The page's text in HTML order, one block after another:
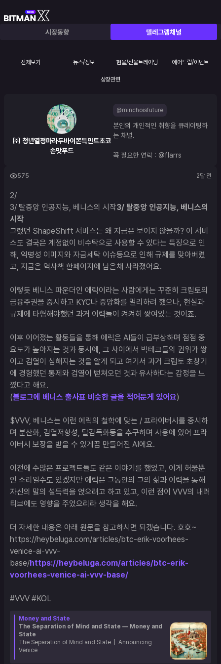
시장동향 텔레그램채널
전체보기 뉴스/정보 현물/선물트레이딩 에어드랍/이벤트
상장관련
575 2달 전
2/
3/ 탈중앙 인공지능, 베니스의 시작3/ 탈중앙 인공지능, 베니스의
시작
그랬던 ShapeShift 서비스는 왜 지금은 보이지 않을까? 이 서비
스도 결국은 계정없이 비수탁으로 사용할 수 있다는 특징으로 인
해, 익명성 이미지와 자금세탁 이슈등으로 인해 규제를 맞아버렸
고, 지금은 역사책 한페이지에 남은채 사라졌어요.
이렇듯 베니스 파운더인 에릭이라는 사람에게는 꾸준히 크립토의
금융주권을 중시하고 KYC나 중앙화를 멀리하려 했으나, 현실과
규제에 타협해야했던 과거 이력들이 켜켜히 쌓여있는 것이죠.
이후 이어졌는 활동들을 통해 에릭은 AI들이 급부상하며 점점 중
요도가 높아지는 것과 동시에, 그 사이에서 빅테크들의 권위가 쌓
이고 검열이 심해지는 것을 알게 되고 여기서 과거 크립토 초창기
에 경험했던 통제와 검열이 뻗쳐오던 것과 유사하다는 감정을 느
꼈다고 해요.
(블로그에 베니스 출사표 비슷한 글을 적어둔게 있어요)
$VVV, 베니스는 이런 에릭의 철학에 맞는 / 프라이버시를 중시하
며 분산화, 검열저항성, 탈감독화등을 추구하며 사용에 있어 프라
이버시 보장을 받을 수 있게끔 만들어진 AI에요.
이전에 수많은 프로젝트들도 같은 이야기를 했었고, 이게 허울뿐
인 소리일수도 있겠지만 에릭은 그동안의 그의 삶과 이력을 통해
자신의 말의 설득력을 얹으려고 하고 있고, 이런 점이 VVV의 내러
티브에도 영향을 주었으리라 생각을 해요.
더 자세한 내용은 아래 원문을 참고하시면 되겠습니다. 호호~
https://heybeluga.com/articles/btc-erik-voorhees-
venice-ai-vvv-
base/https://heybeluga.com/articles/btc-erik-
voorhees-venice-ai-vvv-base/
#VVV #KOL
Money and State
The Separation of Mind and State — Money and
State
The Separation of Mind and State  |  Announcing
Venice
㈜ 청년열정마라두바이쫀득민트초코
손맛푸드
@minchoisfuture
본인의 개인적인 취향을 큐레이팅하
는 채널.
꼭 필요한 연락 : @flarrs